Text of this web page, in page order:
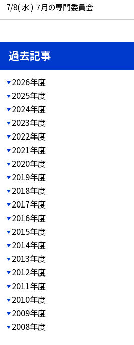
7/8( 水 ) ７月の専門委員会
過去記事
2026年度
2025年度
2024年度
2023年度
2022年度
2021年度
2020年度
2019年度
2018年度
2017年度
2016年度
2015年度
2014年度
2013年度
2012年度
2011年度
2010年度
2009年度
2008年度